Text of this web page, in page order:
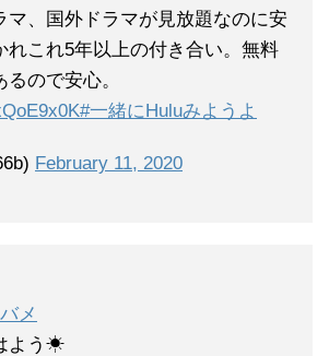
マ、国外ドラマが見放題なのに安
れこれ5年以上の付き合い。無料
るので安心。
#一緒にHuluみようよ
February 11, 2020
メ
よう☀